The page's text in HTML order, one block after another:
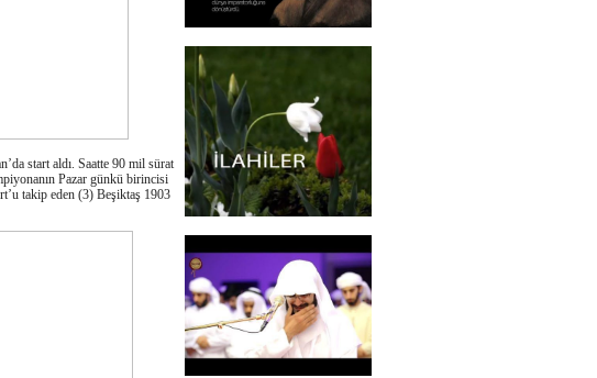
start aldı. Saatte 90 mil sürat
Pazar günkü birincisi
takip eden (3) Beşiktaş 1903